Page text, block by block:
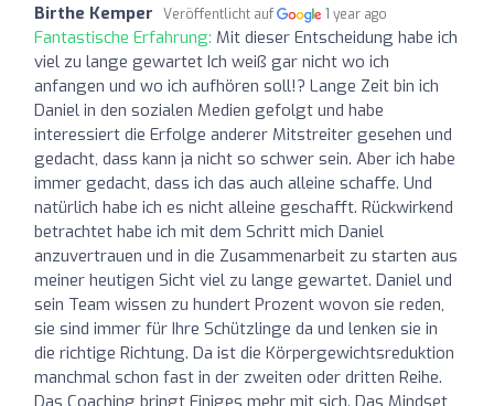
Birthe Kemper Veröffentlicht auf 1 year ago
Fantastische Erfahrung: Mit dieser Entscheidung habe ich
viel zu lange gewartet Ich weiß gar nicht wo ich
anfangen und wo ich aufhören soll!? Lange Zeit bin ich
Daniel in den sozialen Medien gefolgt und habe
interessiert die Erfolge anderer Mitstreiter gesehen und
gedacht, dass kann ja nicht so schwer sein. Aber ich habe
immer gedacht, dass ich das auch alleine schaffe. Und
natürlich habe ich es nicht alleine geschafft. Rückwirkend
betrachtet habe ich mit dem Schritt mich Daniel
anzuvertrauen und in die Zusammenarbeit zu starten aus
meiner heutigen Sicht viel zu lange gewartet. Daniel und
sein Team wissen zu hundert Prozent wovon sie reden,
sie sind immer für Ihre Schützlinge da und lenken sie in
die richtige Richtung. Da ist die Körpergewichtsreduktion
manchmal schon fast in der zweiten oder dritten Reihe.
Das Coaching bringt Einiges mehr mit sich. Das Mindset